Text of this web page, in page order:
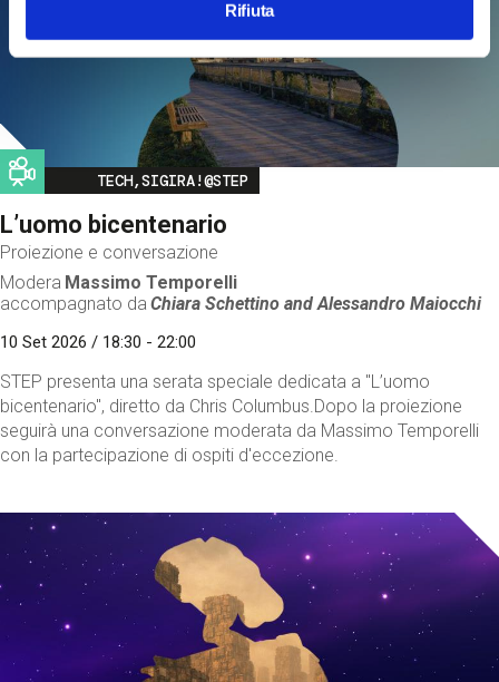
Rifiuta
Image
TECH,SIGIRA!@STEP
L’uomo bicentenario
Proiezione e conversazione
Modera Massimo Temporelli
accompagnato da Chiara Schettino andAlessandro Maiocchi
10 Set 2026 / 18:30 - 22:00
STEP presenta una serata speciale dedicata a "L’uomo
bicentenario", diretto da Chris Columbus.Dopo la proiezione
seguirà una conversazione moderata da Massimo Temporelli
con la partecipazione di ospiti d'eccezione.